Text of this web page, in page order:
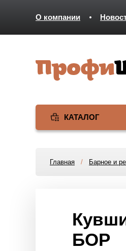
О компании
КАТАЛОГ
Главная / Барное и
БОР